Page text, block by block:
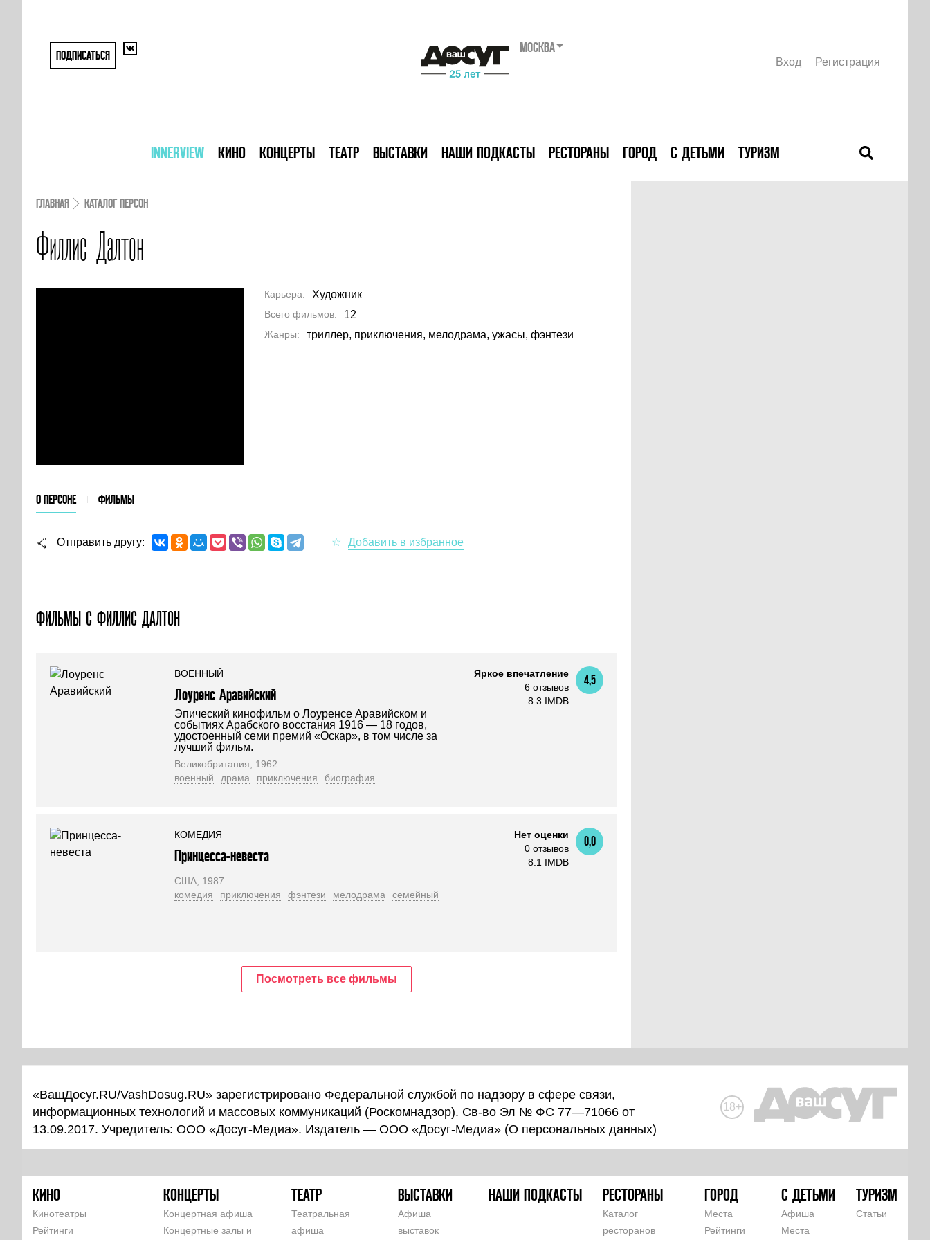
ПОДПИСАТЬСЯ
МОСКВА
Вход Регистрация
INNERVIEW КИНО КОНЦЕРТЫ ТЕАТР ВЫСТАВКИ НАШИ ПОДКАСТЫ РЕСТОРАНЫ ГОРОД С ДЕТЬМИ ТУРИЗМ
ГЛАВНАЯ КАТАЛОГ ПЕРСОН
Филлис Далтон
Карьера Художник
Всего фильмов 12
Жанры триллер, приключения, мелодрама, ужасы, фэнтези
О ПЕРСОНЕ ФИЛЬМЫ
Отправить другу
ФИЛЬМЫ С ФИЛЛИС ДАЛТОН
ВОЕННЫЙ
Лоуренс Аравийский
Эпический кинофильм о Лоуренсе Аравийском и
событиях Арабского восстания 1916 — 18 годов,
удостоенный семи премий «Оскар», в том числе за
лучший фильм.
Великобритания, 1962
военный
драма приключения биография
Яркое впечатление
6 отзывов
8.3 IMDB
4,5
КОМЕДИЯ
Принцесса-невеста
США, 1987
комедия
приключения фэнтези мелодрама семейный
Нет оценки
0 отзывов
8.1 IMDB
0,0
Посмотреть все фильмы
«ВашДосуг.RU/VashDosug.RU» зарегистрировано Федеральной службой по надзору в сфере связи,
информационных технологий и массовых коммуникаций (Роскомнадзор). Св-во Эл № ФС 77—71066 от
13.09.2017. Учредитель: ООО «Досуг-Медиа». Издатель — ООО «Досуг-Медиа» (О персональных данных)
18+
КИНО
Кинотеатры
Рейтинги
КОНЦЕРТЫ
Концертная афиша
Концертные залы и
ТЕАТР
Театральная
афиша
ВЫСТАВКИ
Афиша
выставок
НАШИ ПОДКАСТЫ РЕСТОРАНЫ
Каталог
ресторанов
ГОРОД
Места
Рейтинги
С ДЕТЬМИ
Афиша
Места
ТУРИЗМ
Статьи